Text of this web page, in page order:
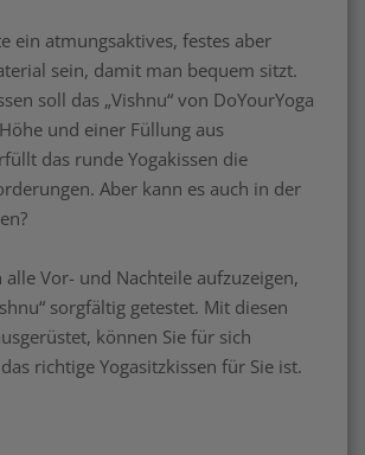
ein atmungsaktives, festes aber
sein, damit man bequem sitzt.
soll das „Vishnu“ von DoYourYoga
und einer Füllung aus
das runde Yogakissen die
Aber kann es auch in der
Vor- und Nachteile aufzuzeigen,
sorgfältig getestet. Mit diesen
können Sie für sich
richtige Yogasitzkissen für Sie ist.